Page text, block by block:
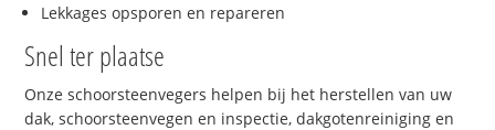
Lekkages opsporen en repareren
Snel ter plaatse
Onze schoorsteenvegers helpen bij het herstellen van uw
dak, schoorsteenvegen en inspectie, dakgotenreiniging en